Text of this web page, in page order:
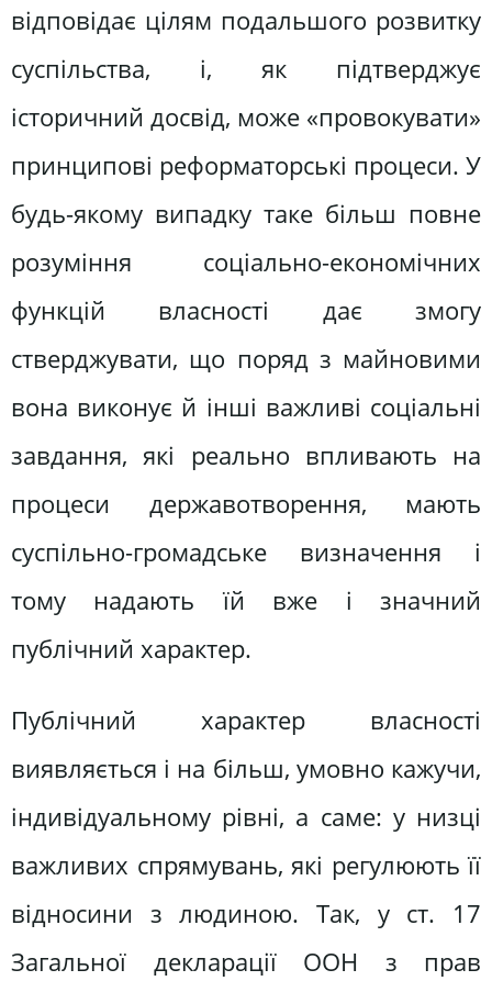
відповідає цілям подальшого розвитку
суспільства, і, як підтверджує
історичний досвід, може «провокувати»
принципові реформаторські процеси. У
будь-якому випадку таке більш повне
розуміння соціально-економічних
функцій власності дає змогу
стверджувати, що поряд з майновими
вона виконує й інші важливі соціальні
завдання, які реально впливають на
процеси державотворення, мають
суспільно-громадське визначення і
тому надають їй вже і значний
публічний характер.
Публічний характер власності
виявляється і на більш, умовно кажучи,
індивідуальному рівні, а саме: у низці
важливих спрямувань, які регулюють її
відносини з людиною. Так, у ст. 17
Загальної декларації ООН з прав